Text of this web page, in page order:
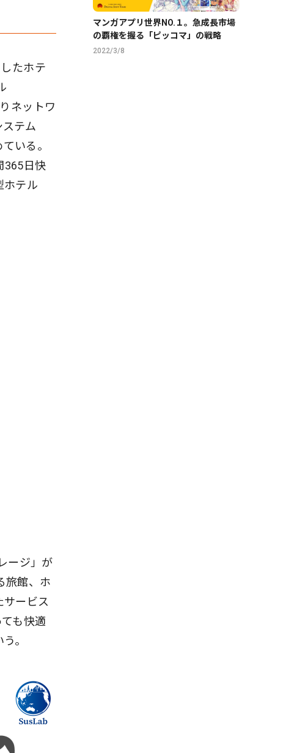
たホテ
ネットワ
テム
いる。
365日快
ホテル
ージ」が
旅館、ホ
ービス
も快適
。
マンガアプリ世界NO.１。急成長市場
の覇権を握る「ピッコマ」の戦略
2022/3/8